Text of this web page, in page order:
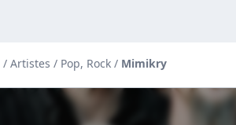
/ Artistes / Pop, Rock / Mimikry